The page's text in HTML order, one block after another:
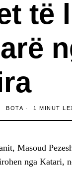
të
BOTA 1 MINUT
Masoud
nga Katari,